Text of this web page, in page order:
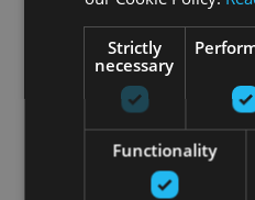
Strictly
necessary
Functionality